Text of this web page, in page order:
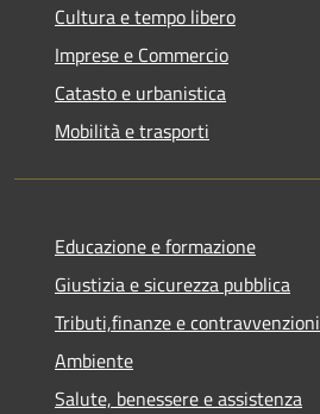
Cultura e tempo libero
Imprese e Commercio
Catasto e urbanistica
Mobilità e trasporti
Educazione e formazione
Giustizia e sicurezza pubblica
Tributi,finanze e contravvenzioni
Ambiente
Salute, benessere e assistenza